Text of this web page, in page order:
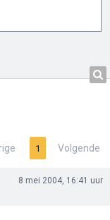
1 Volgende
8 mei 2004, 16:41 uur